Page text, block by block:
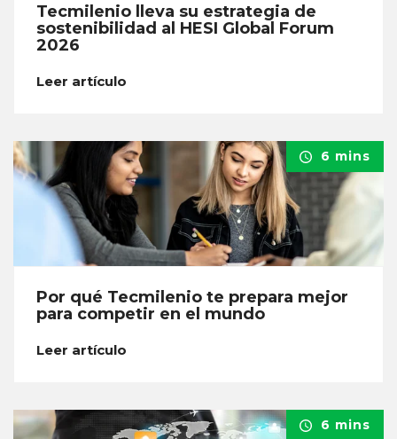
Tecmilenio lleva su estrategia de
sostenibilidad al HESI Global Forum
2026
Leer artículo
6 mins
Por qué Tecmilenio te prepara mejor
para competir en el mundo
Leer artículo
6 mins